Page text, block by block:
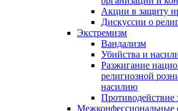
Акции в защиту
Дискуссии о
Экстремизм
Вандализм
Убийства и
Разжигание
религиозной
насилию
Противодействие
Межконфессиональные